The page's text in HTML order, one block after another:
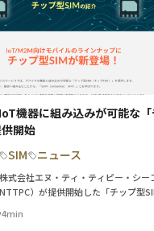
機器に組み込みが可能な
開始
SIM ニュース
式会社エヌ・ティ・ティピー・シー
）が提供開始した「チップ型
4min